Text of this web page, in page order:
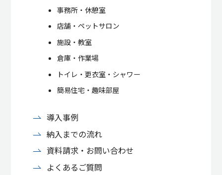
事務所・休憩室
店舗・ペットサロン
施設・教室
倉庫・作業場
トイレ・更衣室・シャワー
簡易住宅・趣味部屋
導入事例
納入までの流れ
資料請求・お問い合わせ
よくあるご質問